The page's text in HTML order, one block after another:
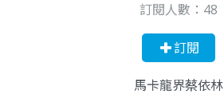
訂閱人數： 48
訂閱
馬卡龍界蔡依林